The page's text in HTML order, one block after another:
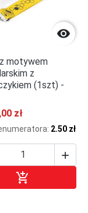

motywem
z
(1szt) -
zł
2.50 zł

